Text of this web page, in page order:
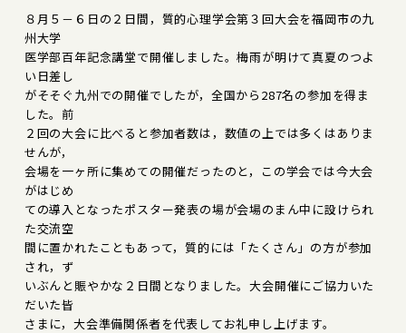
８月５－６日の２日間，質的心理学会第３回大会を福岡市の九
州大学
医学部百年記念講堂で開催しました。梅雨が明けて真夏のつよ
い日差し
がそそぐ九州での開催でしたが，全国から287名の参加を得ま
した。前
２回の大会に比べると参加者数は，数値の上では多くはありま
せんが，
会場を一ヶ所に集めての開催だったのと，この学会では今大会
がはじめ
ての導入となったポスター発表の場が会場のまん中に設けられ
た交流空
間に置かれたこともあって，質的には「たくさん」の方が参加
され，ず
いぶんと賑やかな２日間となりました。大会開催にご協力いた
だいた皆
さまに，大会準備関係者を代表してお礼申し上げます。